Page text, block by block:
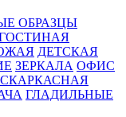
ОБРАЗЦЫ
ДЕТСКАЯ
ЗЕРКАЛА ОФИС
ГЛАДИЛЬНЫЕ